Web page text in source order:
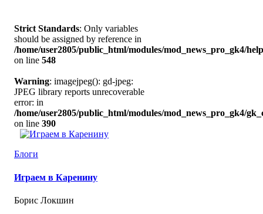
Strict Standards: Only variables
should be assigned by reference in
/home/user2805/public_html/modules/mod_news_pro_gk4/
on line 548
Warning: imagejpeg(): gd-jpeg:
JPEG library reports unrecoverable
error: in
/home/user2805/public_html/modules/mod_news_pro_gk4/
on line 390
Блоги
Играем в Каренину
Борис Локшин